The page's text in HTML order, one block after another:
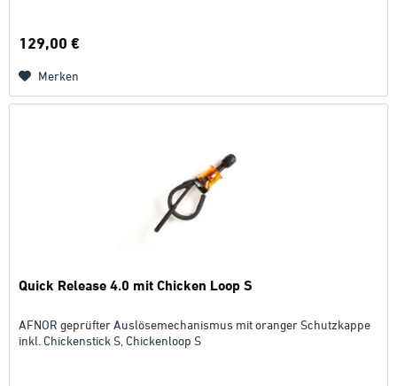
129,00 €
Merken
Quick Release 4.0 mit Chicken Loop S
AFNOR geprüfter Auslösemechanismus mit oranger Schutzkappe
inkl. Chickenstick S, Chickenloop S